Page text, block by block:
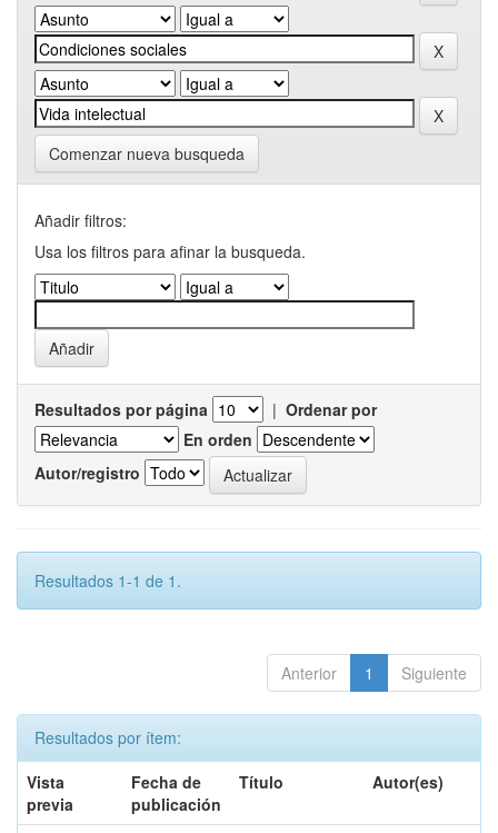
Comenzar nueva busqueda
Añadir filtros:
Usa los filtros para afinar la busqueda.
Resultados por página | Ordenar por
En orden
Autor/registro
Resultados 1-1 de 1.
Anterior 1 Siguiente
Resultados por ítem:
Vista
previa
Fecha de
publicación
Título Autor(es)